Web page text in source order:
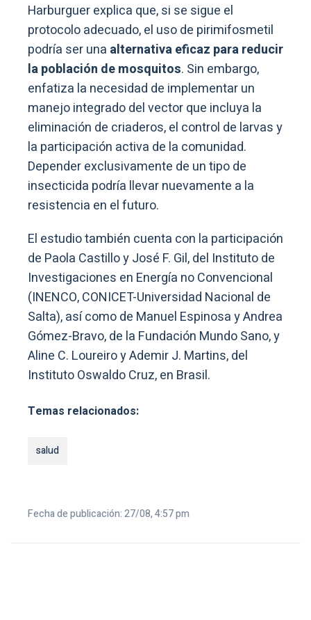
Harburguer explica que, si se sigue el
protocolo adecuado, el uso de pirimifosmetil
podría ser una alternativa eficaz para reducir
la población de mosquitos. Sin embargo,
enfatiza la necesidad de implementar un
manejo integrado del vector que incluya la
eliminación de criaderos, el control de larvas y
la participación activa de la comunidad.
Depender exclusivamente de un tipo de
insecticida podría llevar nuevamente a la
resistencia en el futuro.
El estudio también cuenta con la participación
de Paola Castillo y José F. Gil, del Instituto de
Investigaciones en Energía no Convencional
(INENCO, CONICET-Universidad Nacional de
Salta), así como de Manuel Espinosa y Andrea
Gómez-Bravo, de la Fundación Mundo Sano, y
Aline C. Loureiro y Ademir J. Martins, del
Instituto Oswaldo Cruz, en Brasil.
Temas relacionados:
salud
Fecha de publicación: 27/08, 4:57 pm